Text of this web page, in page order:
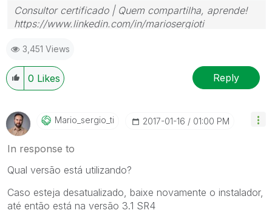
Consultor certificado | Quem compartilha, aprende!
https://www.linkedin.com/in/mariosergioti
3,451 Views
0 Likes Reply
Mario_sergio_ti ‎2017-01-16 01:00 PM
In response to
Qual versão está utilizando?
Caso esteja desatualizado, baixe novamente o instalador,
até então está na versão 3.1 SR4